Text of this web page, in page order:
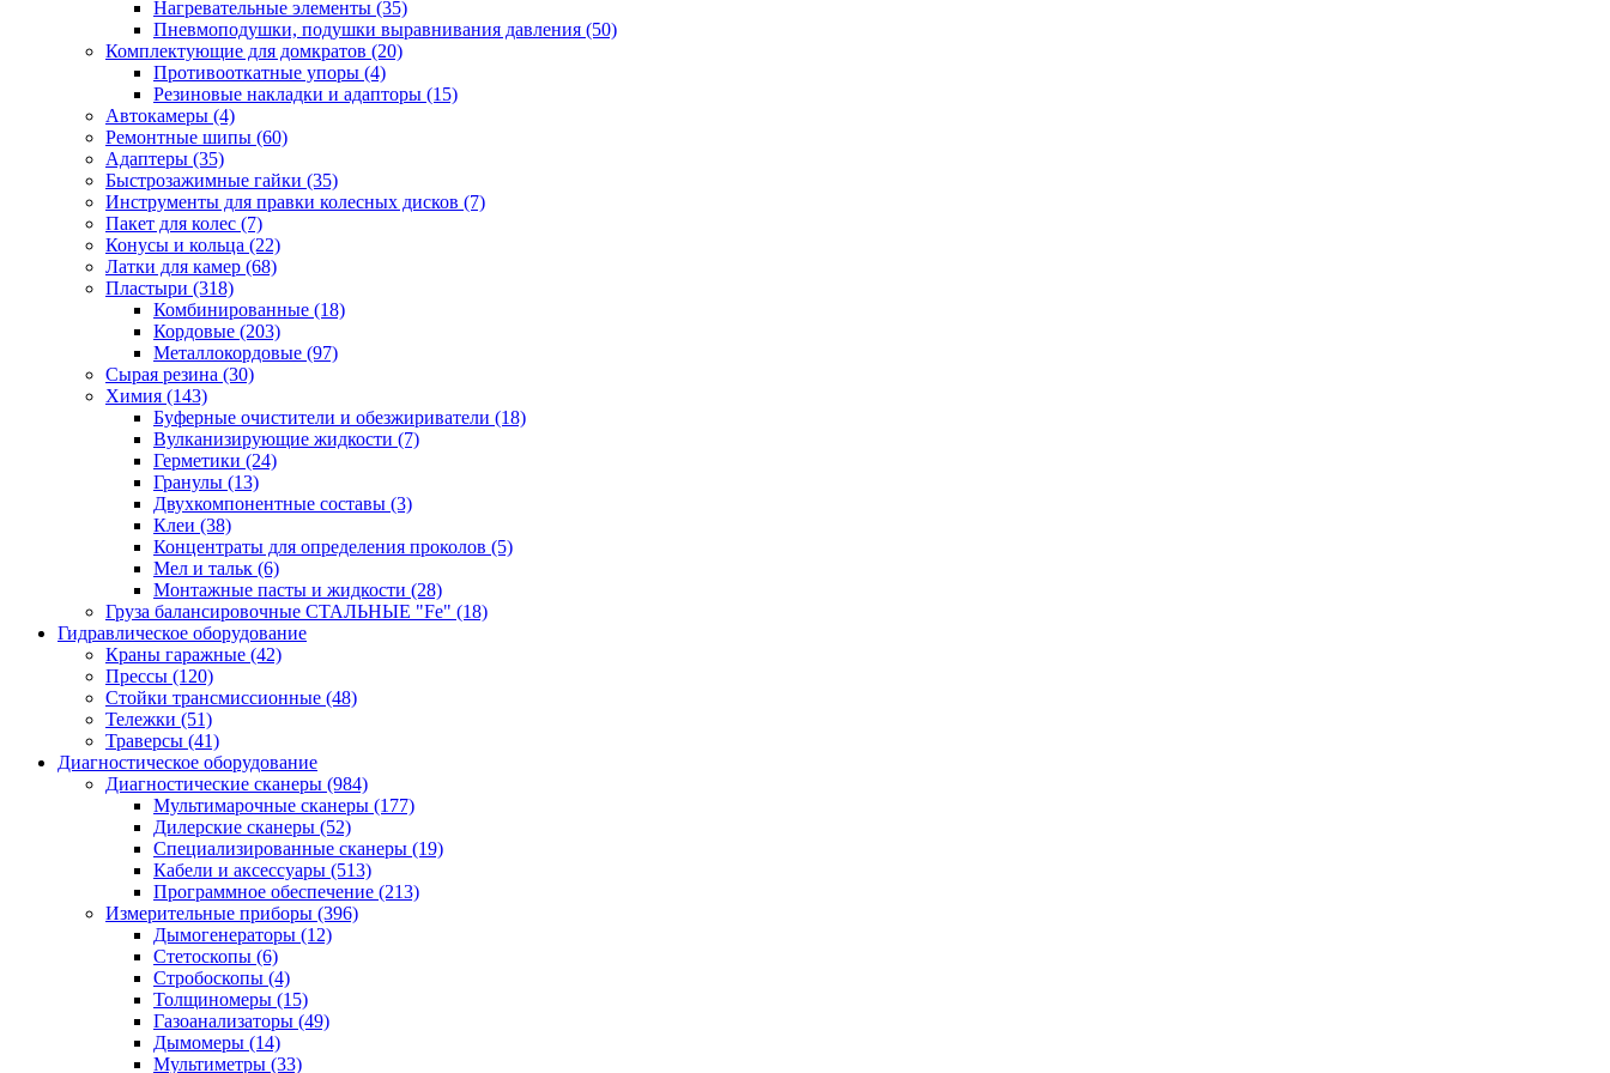
Нагревательные элементы (35)
Пневмоподушки, подушки выравнивания давления (50)
Комплектующие для домкратов (20)
Противооткатные упоры (4)
Резиновые накладки и адапторы (15)
Автокамеры (4)
Ремонтные шипы (60)
Адаптеры (35)
Быстрозажимные гайки (35)
Инструменты для правки колесных дисков (7)
Пакет для колес (7)
Конусы и кольца (22)
Латки для камер (68)
Пластыри (318)
Комбинированные (18)
Кордовые (203)
Металлокордовые (97)
Сырая резина (30)
Химия (143)
Буферные очистители и обезжириватели (18)
Вулканизирующие жидкости (7)
Герметики (24)
Гранулы (13)
Двухкомпонентные составы (3)
Клеи (38)
Концентраты для определения проколов (5)
Мел и тальк (6)
Монтажные пасты и жидкости (28)
Груза балансировочные СТАЛЬНЫЕ "Fe" (18)
Гидравлическое оборудование
Краны гаражные (42)
Прессы (120)
Стойки трансмиссионные (48)
Тележки (51)
Траверсы (41)
Диагностическое оборудование
Диагностические сканеры (984)
Мультимарочные сканеры (177)
Дилерские сканеры (52)
Специализированные сканеры (19)
Кабели и аксессуары (513)
Программное обеспечение (213)
Измерительные приборы (396)
Дымогенераторы (12)
Стетоскопы (6)
Стробоскопы (4)
Толщиномеры (15)
Газоанализаторы (49)
Дымомеры (14)
Мультиметры (33)